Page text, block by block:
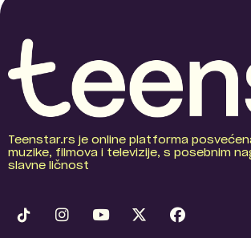
Teenstar.rs je online platforma
muzike, filmova i televizije, s posebnim
slavne ličnost